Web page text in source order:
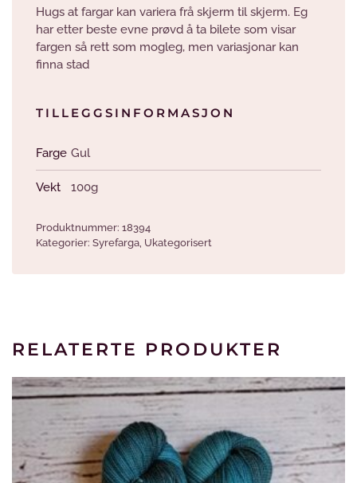
Hugs at fargar kan variera frå skjerm til skjerm. Eg
har etter beste evne prøvd å ta bilete som visar
fargen så rett som mogleg, men variasjonar kan
finna stad
TILLEGGSINFORMASJON
Farge Gul
Vekt 100g
Produktnummer: 18394
Kategorier: Syrefarga Ukategorisert
RELATERTE PRODUKTER